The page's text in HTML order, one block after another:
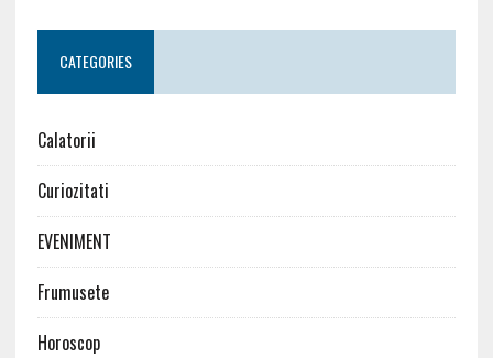
CATEGORIES
Calatorii
Curiozitati
EVENIMENT
Frumusete
Horoscop